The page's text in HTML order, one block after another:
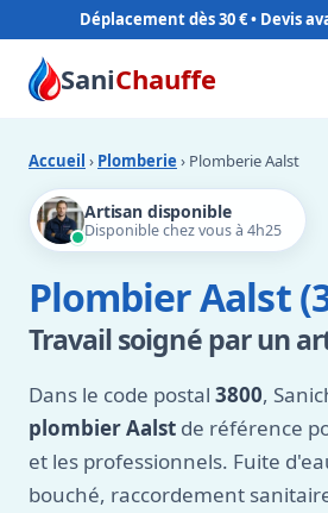
Déplacement dès 30 €
SaniChauffe
Accueil › Plomberie › Plomberie Aalst
Artisan disponible
Disponible chez vous à 4h25
Plombier Aalst
Travail soigné par un
Dans le code postal 3800,
plombier Aalst de référence
et les professionnels. Fuite
bouché, raccordement